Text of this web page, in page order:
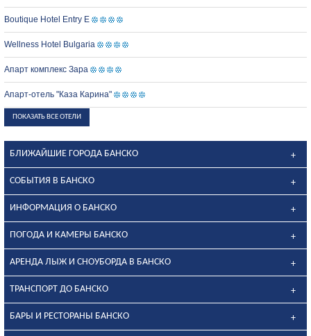
Boutique Hotel Entry E
Wellness Hotel Bulgaria
Апарт комплекс Зара
Апарт-отель "Каза Карина"
ПОКАЗАТЬ ВСЕ ОТЕЛИ
БЛИЖАЙШИЕ ГОРОДА БАНСКО
СОБЫТИЯ В БАНСКО
ИНФОРМАЦИЯ О БАНСКО
ПОГОДА И КАМЕРЫ БАНСКО
АРЕНДА ЛЫЖ И СНОУБОРДА В БАНСКО
ТРАНСПОРТ ДО БАНСКО
БАРЫ И РЕСТОРАНЫ БАНСКО